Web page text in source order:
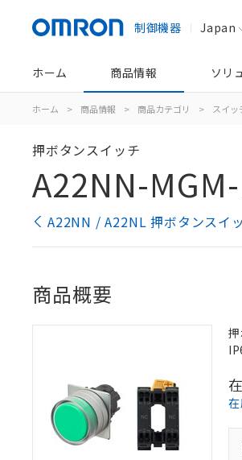
制御機器 Japan
ホーム 商品情報 ソリ
ホーム > 商品情報 > 商品カテゴリ > スイッ
押ボタンスイッチ
A22NN-
A22NN / A22NL 押ボタンスイ
商品概要